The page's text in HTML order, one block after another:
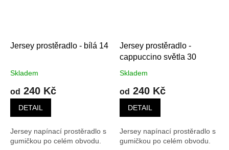
Jersey prostěradlo - bílá 14
Skladem
od 240 Kč
DETAIL
Jersey napínací prostěradlo s
gumičkou po celém obvodu.
Jersey prostěradlo -
cappuccino světla 30
Skladem
od 240 Kč
DETAIL
Jersey napínací prostěradlo s
gumičkou po celém obvodu.